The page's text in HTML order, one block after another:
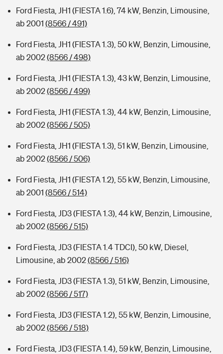
Ford Fiesta, JH1 (FIESTA 1.6), 74 kW, Benzin, Limousine,
ab 2001 (8566 / 491)
Ford Fiesta, JH1 (FIESTA 1.3), 50 kW, Benzin, Limousine,
ab 2002(8566 / 498)
Ford Fiesta, JH1 (FIESTA 1.3), 43 kW, Benzin, Limousine,
ab 2002(8566 / 499)
Ford Fiesta, JH1 (FIESTA 1.3), 44 kW, Benzin, Limousine,
ab 2002(8566 / 505)
Ford Fiesta, JH1 (FIESTA 1.3), 51 kW, Benzin, Limousine,
ab 2002(8566 / 506)
Ford Fiesta, JH1 (FIESTA 1.2), 55 kW, Benzin, Limousine,
ab 2001 (8566 / 514)
Ford Fiesta, JD3 (FIESTA 1.3), 44 kW, Benzin, Limousine,
ab 2002(8566 / 515)
Ford Fiesta, JD3 (FIESTA 1.4 TDCI), 50 kW, Diesel,
Limousine, ab 2002(8566 / 516)
Ford Fiesta, JD3 (FIESTA 1.3), 51 kW, Benzin, Limousine,
ab 2002(8566 / 517)
Ford Fiesta, JD3 (FIESTA 1.2), 55 kW, Benzin, Limousine,
ab 2002(8566 / 518)
Ford Fiesta, JD3 (FIESTA 1.4), 59 kW, Benzin, Limousine,